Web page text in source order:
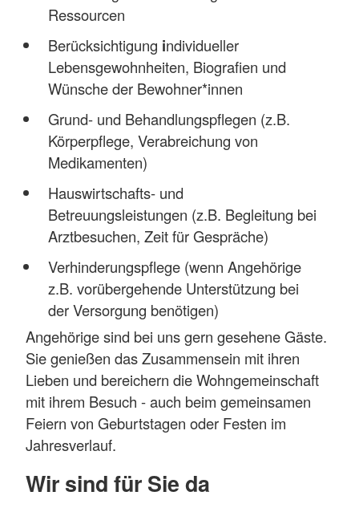
Ressourcen
Berücksichtigung individueller
Lebensgewohnheiten, Biografien und
Wünsche der Bewohner*innen
Grund- und Behandlungspflegen (z.B.
Körperpflege, Verabreichung von
Medikamenten)
Hauswirtschafts- und
Betreuungsleistungen (z.B. Begleitung bei
Arztbesuchen, Zeit für Gespräche)
Verhinderungspflege (wenn Angehörige
z.B. vorübergehende Unterstützung bei
der Versorgung benötigen)
Angehörige sind bei uns gern gesehene Gäste.
Sie genießen das Zusammensein mit ihren
Lieben und bereichern die Wohngemeinschaft
mit ihrem Besuch - auch beim gemeinsamen
Feiern von Geburtstagen oder Festen im
Jahresverlauf.
Wir sind für Sie da